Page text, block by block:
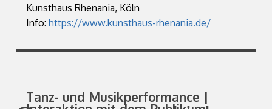
Kunsthaus Rhenania, Köln
Info: https://www.kunsthaus-rhenania.de/
Tanz- und Musikperformance |